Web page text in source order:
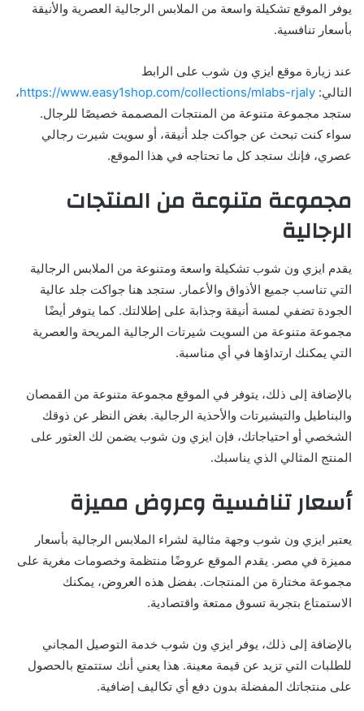
يوفر الموقع تشكيلة واسعة من الملابس الرجالية العصرية والأنيقة
بأسعار تنافسية.
عند زيارة موقع ايزي ون شوب على الرابط
التالي: https://www.easy1shop.com/collections/mlabs-rjaly،
ستجد مجموعة متنوعة من المنتجات المصممة خصيصًا للرجال.
سواء كنت تبحث عن جواكت جلد أنيقة، أو سويت شيرت رجالي
عصري، فإنك ستجد كل ما تحتاجه في هذا الموقع.
مجموعة متنوعة من المنتجات
الرجالية
يقدم ايزي ون شوب تشكيلة واسعة ومتنوعة من الملابس الرجالية
التي تناسب جميع الأذواق والأعمار. ستجد هنا جواكت جلد عالية
الجودة تضفي لمسة أنيقة وجذابة على إطلالتك. كما يتوفر أيضًا
مجموعة متنوعة من السويت شيرتات الرجالية المريحة والعصرية
التي يمكنك ارتداؤها في أي مناسبة.
بالإضافة إلى ذلك، يتوفر في الموقع مجموعة متنوعة من القمصان
والبناطيل والتيشيرتات والأحذية الرجالية. بغض النظر عن ذوقك
الشخصي أو احتياجاتك، فإن ايزي ون شوب يضمن لك العثور على
المنتج المثالي الذي يناسبك.
أسعار تنافسية وعروض مميزة
يعتبر ايزي ون شوب وجهة مثالية لشراء الملابس الرجالية بأسعار
مميزة في مصر. يقدم الموقع عروضًا منتظمة وخصومات مغرية على
مجموعة مختارة من المنتجات. بفضل هذه العروض، يمكنك
الاستمتاع بتجربة تسوق ممتعة واقتصادية.
بالإضافة إلى ذلك، يوفر ايزي ون شوب خدمة التوصيل المجاني
للطلبات التي تزيد عن قيمة معينة. هذا يعني أنك ستتمتع بالحصول
على منتجاتك المفضلة بدون دفع أي تكاليف إضافية.